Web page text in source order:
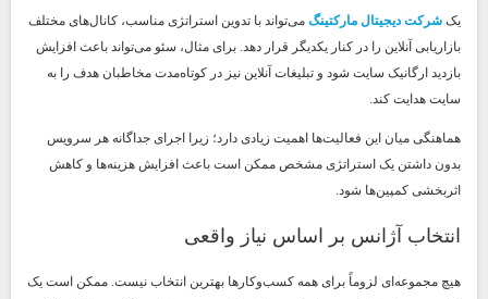
یک شرکت دیجیتال مارکتینگ می‌تواند با تدوین استراتژی مناسب، کانال‌های مختلف
بازاریابی آنلاین را در کنار یکدیگر قرار دهد. برای مثال، سئو می‌تواند باعث افزایش
بازدید ارگانیک سایت شود و تبلیغات آنلاین نیز در کوتاه‌مدت مخاطبان هدف را به
سایت هدایت کند.
هماهنگی میان این فعالیت‌ها اهمیت زیادی دارد؛ زیرا اجرای جداگانه هر سرویس
بدون داشتن یک استراتژی مشخص ممکن است باعث افزایش هزینه‌ها و کاهش
اثربخشی کمپین‌ها شود.
انتخاب آژانس بر اساس نیاز واقعی
هیچ مجموعه‌ای لزوماً برای همه کسب‌وکارها بهترین انتخاب نیست. ممکن است یک